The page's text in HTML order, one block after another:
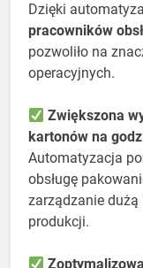
Dzięki
pracowników
pozwoliło na
operacyjnych.
Zwiększona
kartonów na
Automatyzacja
obsługę
zarządzanie
produkcji.